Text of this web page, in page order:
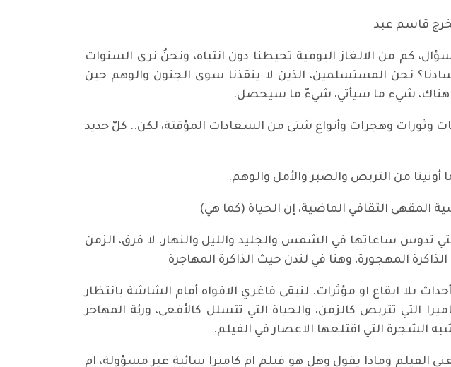
قاسم عبد
كم من الالغاز اليومية تحيطنا دون انتباه، ونحنُ نرى السنوات
نحن المستسلمين، الذين لا ينقذنا سوى الجنون والوهم حين
هناك، شيء ما سيأتي، شيءٌ ما سيحصل.
وهجرات وأنواع شتى من السعادات المؤقتة، لكن.. كلّ جديد
من التربص والصبر والأمل والوهم.
الثقافي الماضية، إن الحياة (كما هي)
تدوس ساعاتها في الشمس والجليد والليل والنهار، لا فرق، الزمن
المهجورة، وهنا في لندن حيث الذاكرة المهاجرة
بلا ايقاع او مؤثرات. لنبقى فاغري الافواه أمام الشاشة بانتظار
تتربص كالزمن، والحياة التي تتسلل كالأفعى، ورئة المهاجر
الشجرة التي اقتلعها الاعصار في الفيلم.
الفيلم وماذا يقول وهل هو فيلم ام كاميرا سائبة غير مسؤولة، ام